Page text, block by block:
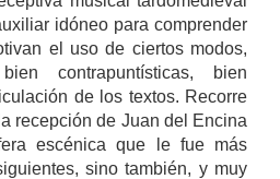
idóneo para comprender
el uso de ciertos modos,
contrapuntísticas, bien
de los textos. Recorre
recepción de Juan del Encina
escénica que le fue más
sino también, y muy